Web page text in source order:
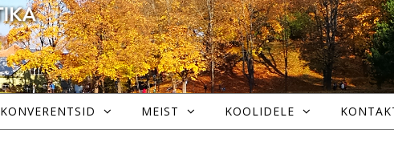
KONVERENTSID MEIST KOOLIDELE